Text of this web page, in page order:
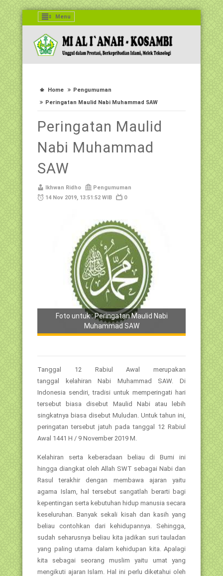
Menu
Home
Pengumuman
Peringatan Maulid Nabi Muhammad SAW
Peringatan Maulid
Nabi Muhammad
SAW
Ikhwan Ridho
Pengumuman
14 Nov 2019, 13:51:52 WIB
0
Foto untuk : Peringatan Maulid Nabi
Muhammad SAW
Tanggal 12 Rabiul Awal merupakan
tanggal kelahiran Nabi Muhammad SAW. Di
Indonesia sendiri, tradisi untuk memperingati hari
tersebut biasa disebut Maulid Nabi atau lebih
singkatnya biasa disebut Muludan. Untuk tahun ini,
peringatan tersebut jatuh pada tanggal 12 Rabiul
Awal 1441 H / 9 November 2019 M.
Kelahiran serta keberadaan beliau di Bumi ini
hingga diangkat oleh Allah SWT sebagai Nabi dan
Rasul terakhir dengan membawa ajaran yaitu
agama Islam, hal tersebut sangatlah berarti bagi
kepentingan serta kebutuhan hidup manusia secara
keseluruhan. Banyak sekali kisah dan kasih yang
beliau contohkan dari kehidupannya. Sehingga,
sudah seharusnya beliau kita jadikan suri tauladan
yang paling utama dalam kehidupan kita. Apalagi
kita sebagai seorang muslim yaitu umat yang
mengikuti ajaran Islam. Hal ini perlu diketahui oleh